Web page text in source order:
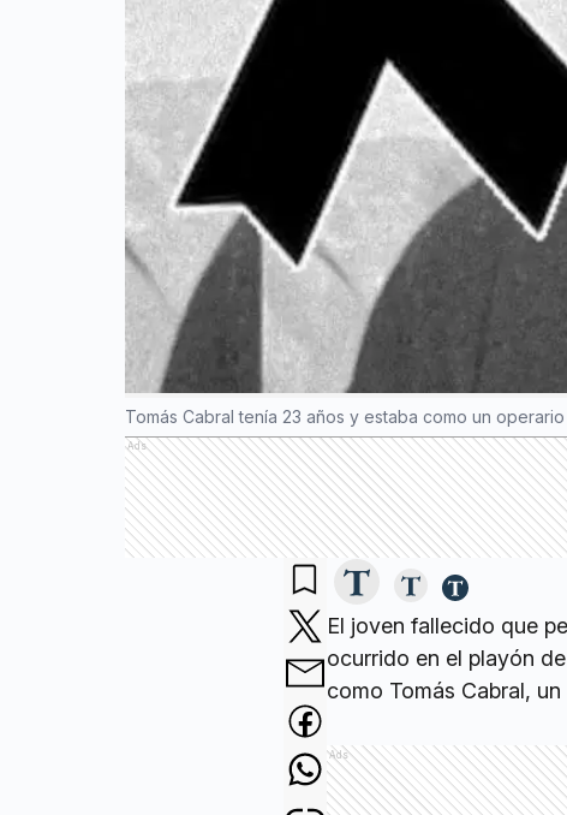
Tomás Cabral tenía 23 años y estaba como un
Ads
El joven fallecido que
ocurrido en el playón
como Tomás Cabral,
Ads